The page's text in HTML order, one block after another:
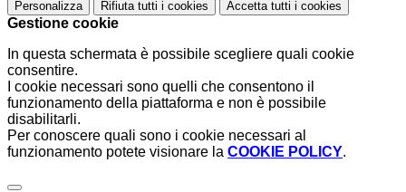
Personalizza Rifiuta tutti i cookies Accetta tutti i cookies
Gestione cookie
In questa schermata è possibile scegliere quali cookie
consentire.
I cookie necessari sono quelli che consentono il
funzionamento della piattaforma e non è possibile
disabilitarli.
Per conoscere quali sono i cookie necessari al
funzionamento potete visionare la COOKIE POLICY.